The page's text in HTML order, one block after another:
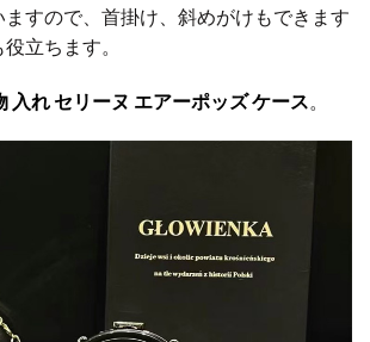
すので、首掛け、斜めがけもできます
立ちます。
入れ セリーヌ エアーポッズ ケース。